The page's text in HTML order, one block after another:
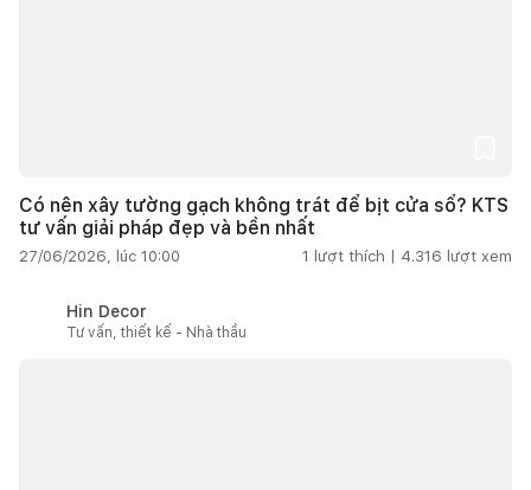
Có nên xây tường gạch không trát để bịt cửa sổ? KTS
tư vấn giải pháp đẹp và bền nhất
27/06/2026, lúc 10:00 1 lượt thích | 4.316 lượt xem
Hin Decor
Tư vấn, thiết kế - Nhà thầu